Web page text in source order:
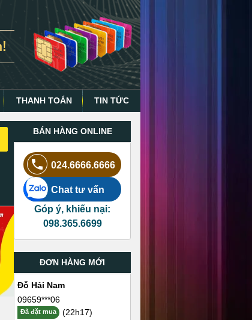
THANH TOÁN TIN TỨC
BÁN HÀNG ONLINE
024.6666.6666
Chat tư vấn
Góp ý, khiếu nại:
098.365.6699
ĐƠN HÀNG MỚI
Đỗ Hải Nam
09659***06
Đã đặt mua
(22h17)